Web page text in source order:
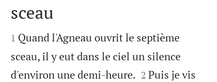

sceau

1 Quand l'Agneau ouvrit le septième
sceau, il y eut dans le ciel un silence
d'environ une demi-heure. 

2 Puis je vis